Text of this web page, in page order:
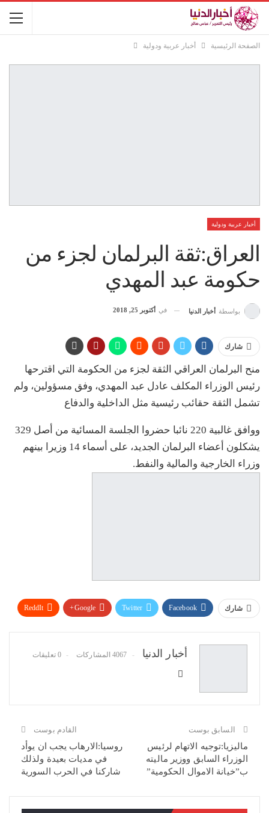
الصفحة الرئيسية أخبار عربية ودولية
أخبار عربية ودولية
العراق:ثقة البرلمان لجزء من
حكومة عبد المهدي
بواسطة أخبار الدنيا في أكتوبر 25, 2018
شارك
منح البرلمان العراقي الثقة لجزء من الحكومة التي اقترحها
رئيس الوزراء المكلف عادل عبد المهدي، وفق مسؤولين، ولم
تشمل الثقة حقائب رئيسية مثل الداخلية والدفاع
ووافق غالبية 220 نائبا حضروا الجلسة المسائية من أصل 329
يشكلون أعضاء البرلمان الجديد، على أسماء 14 وزيرا بينهم
وزراء الخارجية والمالية والنفط.
شارك Facebook
Twitter
Google+
ReddIt
أخبار الدنيا 4067 المشاركات 0 تعليقات
السابق بوست
ماليزيا:توجيه الاتهام لرئيس
الوزراء السابق ووزير ماليته
ب”خيانة الاموال الحكومية”
القادم بوست
روسيا:الارهاب يجب ان يوأد
في مديات بعيدة ولذلك
شاركنا في الحرب السورية